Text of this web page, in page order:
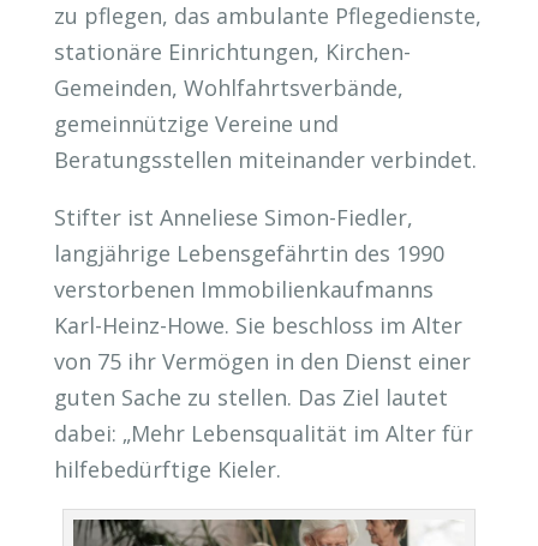
zu pflegen, das ambulante Pflegedienste,
stationäre Einrichtungen, Kirchen-
Gemeinden, Wohlfahrtsverbände,
gemeinnützige Vereine und
Beratungsstellen miteinander verbindet.
Stifter ist Anneliese Simon-Fiedler,
langjährige Lebensgefährtin des 1990
verstorbenen Immobilienkaufmanns
Karl-Heinz-Howe. Sie beschloss im Alter
von 75 ihr Vermögen in den Dienst einer
guten Sache zu stellen. Das Ziel lautet
dabei: „Mehr Lebensqualität im Alter für
hilfebedürftige Kieler.